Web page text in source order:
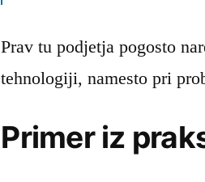
Prav tu podjetja pogosto
tehnologiji, namesto pri
Primer iz